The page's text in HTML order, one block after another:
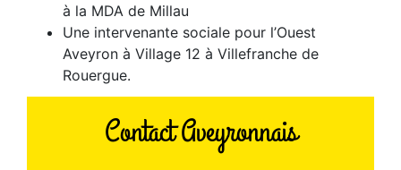
à la MDA de Millau
Une intervenante sociale pour l’Ouest
Aveyron à Village 12 à Villefranche de
Rouergue.
Contact Aveyronnais